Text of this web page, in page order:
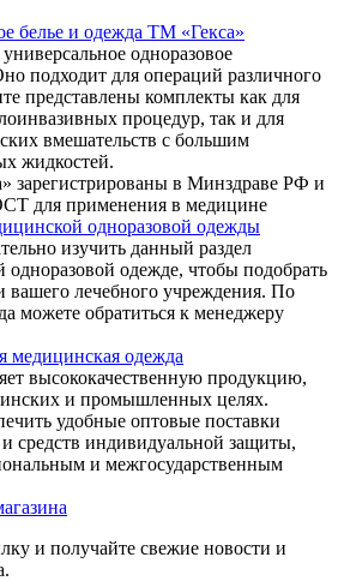
белье и одежда ТМ «Гекса»
одноразовое
подходит для операций различного
представлены комплекты как для
процедур, так и для
вмешательств с большим
жидкостей.
зарегистрированы в Минздраве РФ и
для применения в медицине
одноразовой одежды
изучить данный раздел
одноразовой одежде, чтобы подобрать
вашего лечебного учреждения. По
можете обратиться к менеджеру
медицинская одежда
высококачественную продукцию,
и промышленных целях.
удобные оптовые поставки
средств индивидуальной защиты,
и межгосударственным
и получайте свежие новости и